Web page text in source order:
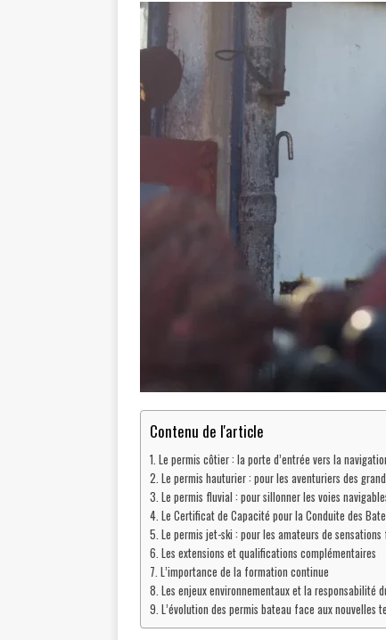
Contenu de l'article
Le permis côtier : la porte d’entrée vers la
Le permis hauturier : pour les aventuriers des
Le permis fluvial : pour sillonner les voies
Le Certificat de Capacité pour la Conduite des
Le permis jet-ski : pour les amateurs de sensations
Les extensions et qualifications complémentaires
L’importance de la formation continue
Les enjeux environnementaux et la responsabilité
L’évolution des permis bateau face aux nouvelles